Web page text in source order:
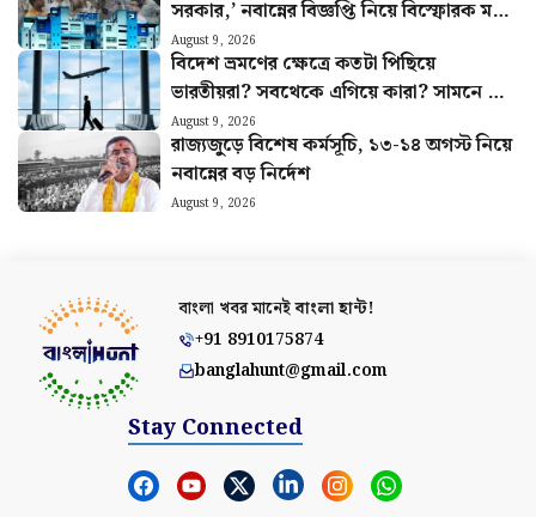
August 9, 2026
১৮ হাজারেই গোয়া! IRCTC-র প্যাকেজে
বিমান-হোটেল-খাবার, জানুন পুরো খরচ
August 9, 2026
‘Gen Z-কে ভুল বুঝিয়েছিল কিছু মানুষ’,
পদত্যাগের পর NEET আন্দোলন নিয়ে
প্রথমবার মুখ খুললেন ধমেন্দ্র প্রধান
August 9, 2026
‘সরকার বেতন কমিশন আর বেতন কমিশন
ভারতীয়রা? সবথেকে এগিয়ে কারা? সামনে এল
চমকপ্রদ তথ্য
August 9, 2026
রাজ্যজুড়ে বিশেষ কর্মসূচি, ১৩-১৪ অগস্ট নিয়ে
নবান্নের বড় নির্দেশ
August 9, 2026